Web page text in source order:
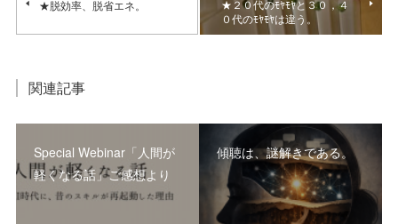
★脱効率、脱省エネ。
★２０代のﾓﾔﾓﾔと３０，４
０代のﾓﾔﾓﾔは違う。
関連記事
Special Webinar「人間が
軽くなる話」ご感想より
傾聴は、謎解きである。